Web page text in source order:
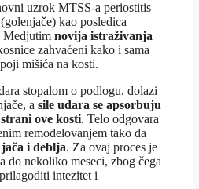
uzrok MTSS-a periostitis
kao posledica
Medjutim novija istraživanja
zahvaćeni kako i sama
mišića na kosti.
stopalom o podlogu, dolazi
a sile udara se apsorbuju
ove kosti. Telo odgovara
remodelovanjem tako da
i deblja. Za ovaj proces je
do nekoliko meseci, zbog čega
intezitet i